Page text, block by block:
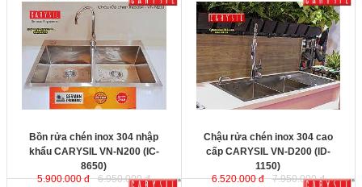
Bồn rửa chén inox 304 nhập khẩu
CARYSIL VN-N200 (IC-8650)
chất liệu inox SUS304 cao cấp
được sản xuất tại Ấn Độ trên dây
chuyền công nghệ Đức. Sản phẩm
được chế tạo bán thủ công tỉ mỉ
từng chi tiết cho sản phẩm sang
trọng và đẳng cấp
Bồn rửa chén inox 304 nhập
khẩu CARYSIL VN-N200 (IC-
8650)
5.900.000 đ
6.950.000 đ
Chậu rửa chén inox 304 cao cấp
CARYSIL VN-D200 (ID-1150)
Chậu rửa chén inox 304 cao
cấp CARYSIL VN-D200 (ID-
1150)
6.520.000 đ
7.950.000 đ